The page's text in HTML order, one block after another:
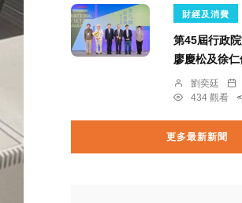
財經及消費
第45屆行政院
廖慶松及徐
劉奕廷
434 觀看
更多最新新聞